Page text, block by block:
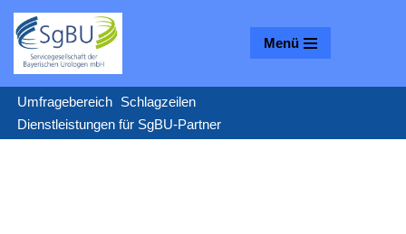
Zum
Inhalt
springen
Menü
Umfragebereich Schlagzeilen
Dienstleistungen für SgBU-Partner